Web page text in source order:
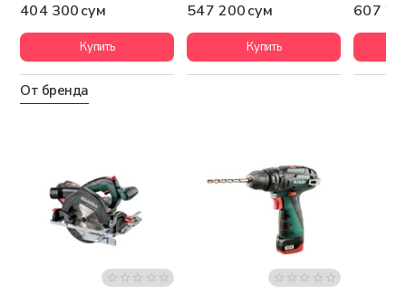
404 300 сум
Купить
547 200 сум
Купить
607
От бренда